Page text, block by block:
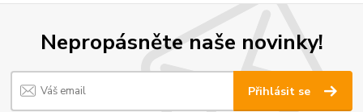
Nepropásněte naše novinky!
Přihlásit se